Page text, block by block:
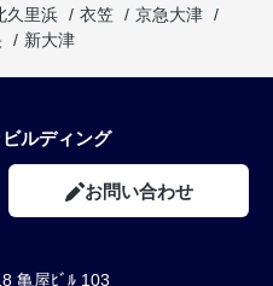
久里浜 衣笠
京急大津
新大津
ルディング
お問い合わせ
亀屋ﾋﾞﾙ 103